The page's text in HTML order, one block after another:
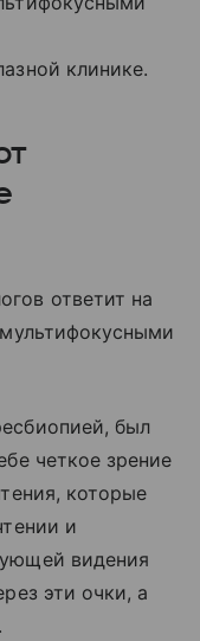
клинике.
ответит на
был
четкое зрение
которые
и
видения
эти очки, а